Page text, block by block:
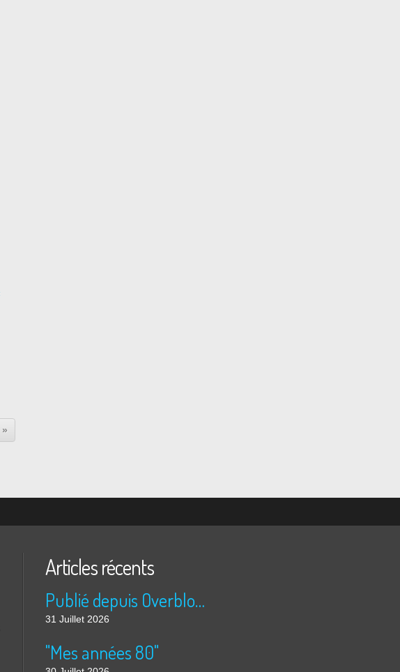
Articles récents
Publié depuis Overblog et Facebook
31 Juillet 2026
"Mes années 80"